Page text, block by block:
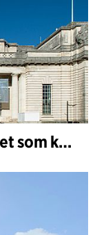
C.F. Møller Architects udpeget som konceptarkitekt for udviklingen af National Museum Cardiff